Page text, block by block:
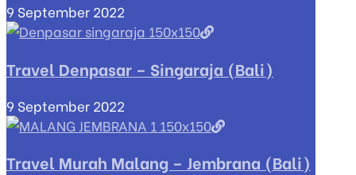
9 September 2022
Travel Denpasar – Singaraja (Bali)
9 September 2022
Travel Murah Malang – Jembrana (Bali)